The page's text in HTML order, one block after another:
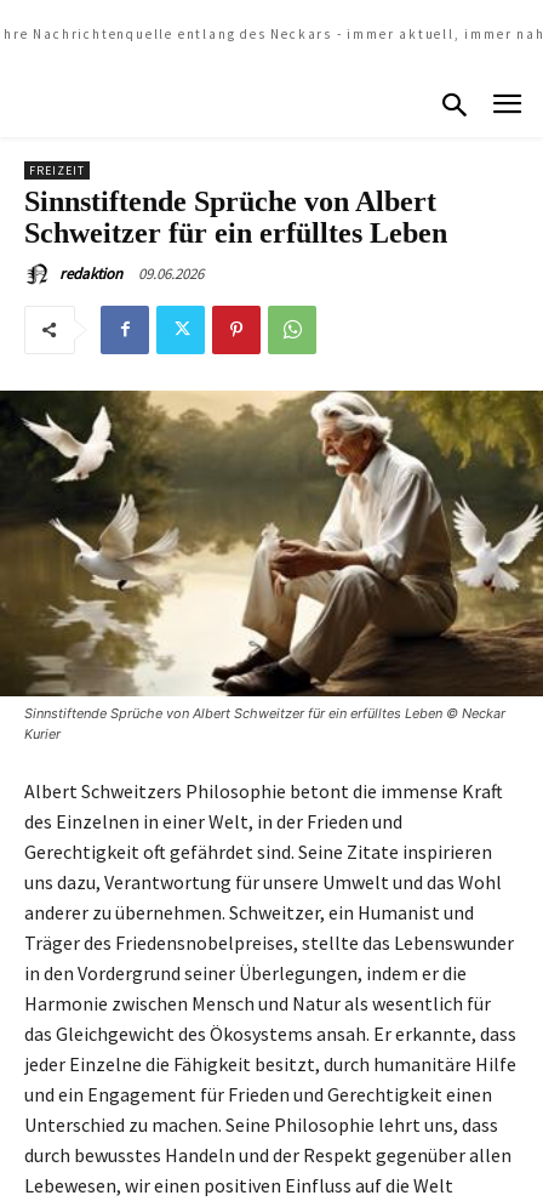
Nachrichtenquelle entlang des Neckars - immer aktuell, immer
FREIZEIT
Sinnstiftende Sprüche von Albert
Schweitzer für ein erfülltes Leben
redaktion 09.06.2026
Sinnstiftende Sprüche von Albert Schweitzer für ein erfülltes Leben © Neckar
Kurier
Albert Schweitzers Philosophie betont die immense Kraft
des Einzelnen in einer Welt, in der Frieden und
Gerechtigkeit oft gefährdet sind. Seine Zitate inspirieren
uns dazu, Verantwortung für unsere Umwelt und das Wohl
anderer zu übernehmen. Schweitzer, ein Humanist und
Träger des Friedensnobelpreises, stellte das Lebenswunder
in den Vordergrund seiner Überlegungen, indem er die
Harmonie zwischen Mensch und Natur als wesentlich für
das Gleichgewicht des Ökosystems ansah. Er erkannte, dass
jeder Einzelne die Fähigkeit besitzt, durch humanitäre Hilfe
und ein Engagement für Frieden und Gerechtigkeit einen
Unterschied zu machen. Seine Philosophie lehrt uns, dass
durch bewusstes Handeln und der Respekt gegenüber allen
Lebewesen, wir einen positiven Einfluss auf die Welt